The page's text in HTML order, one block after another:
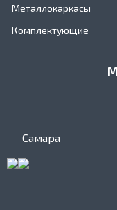
Металлокаркасы
Комплектующие
Самара